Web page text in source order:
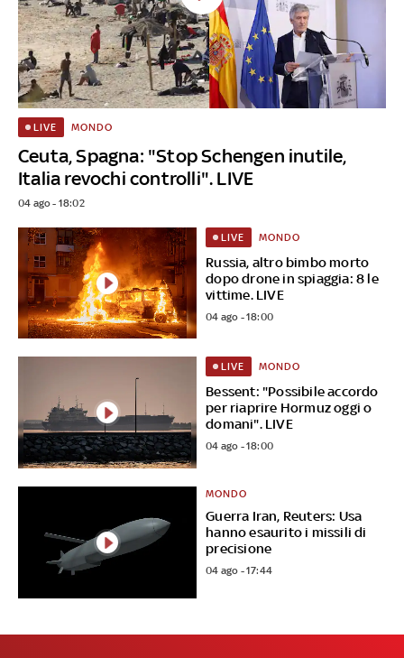
Ceuta, Spagna: "Stop Schengen inutile,
Italia revochi controlli". LIVE
LIVE MONDO
04 ago - 18:02
Russia, altro bimbo morto
dopo drone in spiaggia: 8 le
vittime. LIVE
LIVE MONDO
04 ago - 18:00
Bessent: "Possibile accordo
per riaprire Hormuz oggi o
domani". LIVE
LIVE MONDO
04 ago - 18:00
Guerra Iran, Reuters: Usa
hanno esaurito i missili di
precisione
MONDO
04 ago - 17:44